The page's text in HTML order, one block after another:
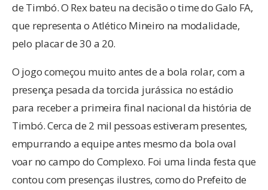
de Timbó. O Rex bateu na decisão o time do Galo FA,
que representa o Atlético Mineiro na modalidade,
pelo placar de 30 a 20.
O jogo começou muito antes de a bola rolar, com a
presença pesada da torcida jurássica no estádio
para receber a primeira final nacional da história de
Timbó. Cerca de 2 mil pessoas estiveram presentes,
empurrando a equipe antes mesmo da bola oval
voar no campo do Complexo. Foi uma linda festa que
contou com presenças ilustres, como do Prefeito de